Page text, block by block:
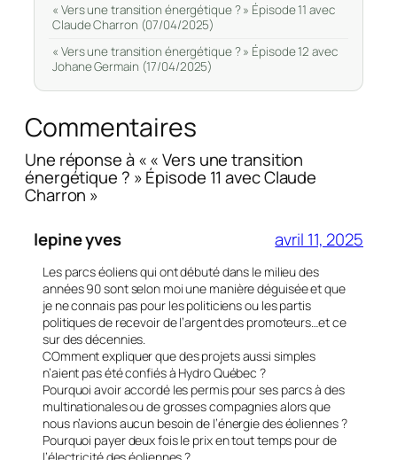
« Vers une transition énergétique ? » Épisode 11 avec
Claude Charron (07/04/2025)
« Vers une transition énergétique ? » Épisode 12 avec
Johane Germain (17/04/2025)
Commentaires
Une réponse à « « Vers une transition
énergétique ? » Épisode 11 avec Claude
Charron »
lepine yves
avril 11, 2025
Les parcs éoliens qui ont débuté dans le milieu des
années 90 sont selon moi une manière déguisée et que
je ne connais pas pour les politiciens ou les partis
politiques de recevoir de l’argent des promoteurs…et ce
sur des décennies.
COmment expliquer que des projets aussi simples
n’aient pas été confiés à Hydro Québec ?
Pourquoi avoir accordé les permis pour ses parcs à des
multinationales ou de grosses compagnies alors que
nous n’avions aucun besoin de l’énergie des éoliennes ?
Pourquoi payer deux fois le prix en tout temps pour de